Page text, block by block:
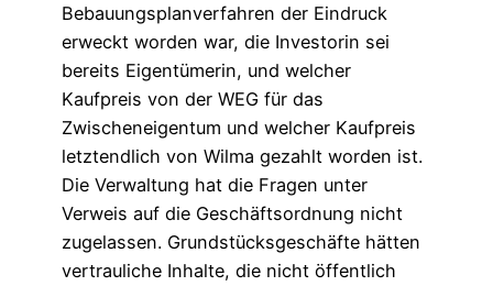
Bebauungsplanverfahren der Eindruck
erweckt worden war, die Investorin sei
bereits Eigentümerin, und welcher
Kaufpreis von der WEG für das
Zwischeneigentum und welcher Kaufpreis
letztendlich von Wilma gezahlt worden ist.
Die Verwaltung hat die Fragen unter
Verweis auf die Geschäftsordnung nicht
zugelassen. Grundstücksgeschäfte hätten
vertrauliche Inhalte, die nicht öffentlich